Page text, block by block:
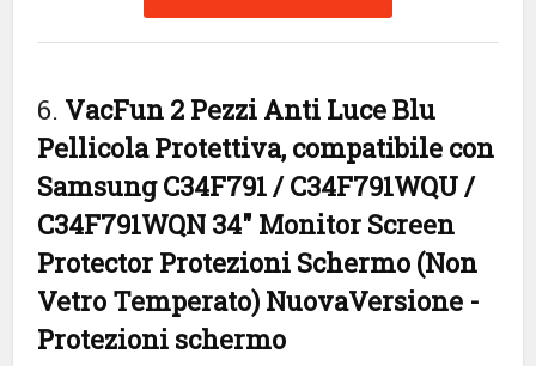
6. VacFun 2 Pezzi Anti Luce Blu
Pellicola Protettiva, compatibile con
Samsung C34F791 / C34F791WQU /
C34F791WQN 34″ Monitor Screen
Protector Protezioni Schermo (Non
Vetro Temperato) NuovaVersione -
Protezioni schermo